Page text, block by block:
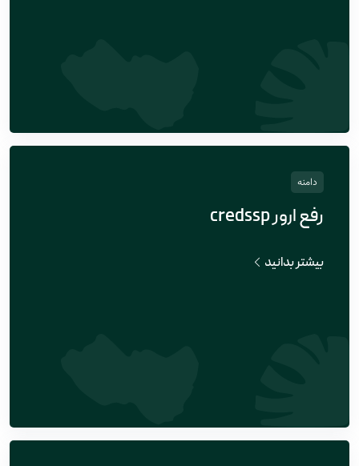
دامنه
رفع ارور credssp
بیشتر بدانید